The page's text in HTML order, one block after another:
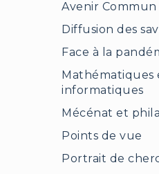
Avenir
Diffusion des
Face à la
Mathématiques
informatiques
Mécénat et
Points de vue
Portrait de